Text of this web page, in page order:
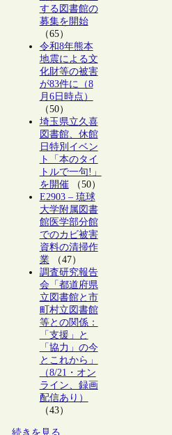
する図書館の
募集を開始
（65）
令和8年熊本
地震による文
化財等の被害
が83件に（8
月6日時点）
（50）
埼玉県立久喜
図書館、休館
日特別イベン
ト「本のタイ
トルで一句!」
を開催（50）
E2903 – 琉球
大学附属図書
館医学部分館
でのカビ被害
資料の清掃作
業（47）
調査研究報告
会「都道府県
立図書館と市
町村立図書館
等との関係：
「支援」と
「協力」の今
とこれから」
（8/21・オン
ライン、録画
配信あり）
（43）
続きを見る